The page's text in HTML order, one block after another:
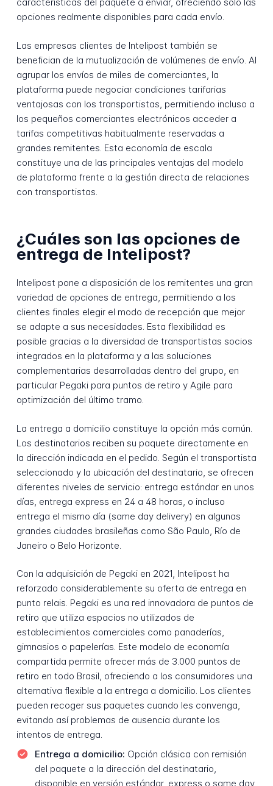
características del paquete a enviar, ofreciendo solo las
opciones realmente disponibles para cada envío.
Las empresas clientes de Intelipost también se
benefician de la mutualización de volúmenes de envío. Al
agrupar los envíos de miles de comerciantes, la
plataforma puede negociar condiciones tarifarias
ventajosas con los transportistas, permitiendo incluso a
los pequeños comerciantes electrónicos acceder a
tarifas competitivas habitualmente reservadas a
grandes remitentes. Esta economía de escala
constituye una de las principales ventajas del modelo
de plataforma frente a la gestión directa de relaciones
con transportistas.
¿Cuáles son las opciones de
entrega de Intelipost?
Intelipost pone a disposición de los remitentes una gran
variedad de opciones de entrega, permitiendo a los
clientes finales elegir el modo de recepción que mejor
se adapte a sus necesidades. Esta flexibilidad es
posible gracias a la diversidad de transportistas socios
integrados en la plataforma y a las soluciones
complementarias desarrolladas dentro del grupo, en
particular Pegaki para puntos de retiro y Agile para
optimización del último tramo.
La entrega a domicilio constituye la opción más común.
Los destinatarios reciben su paquete directamente en
la dirección indicada en el pedido. Según el transportista
seleccionado y la ubicación del destinatario, se ofrecen
diferentes niveles de servicio: entrega estándar en unos
días, entrega express en 24 a 48 horas, o incluso
entrega el mismo día (same day delivery) en algunas
grandes ciudades brasileñas como São Paulo, Río de
Janeiro o Belo Horizonte.
Con la adquisición de Pegaki en 2021, Intelipost ha
reforzado considerablemente su oferta de entrega en
punto relais. Pegaki es una red innovadora de puntos de
retiro que utiliza espacios no utilizados de
establecimientos comerciales como panaderías,
gimnasios o papelerías. Este modelo de economía
compartida permite ofrecer más de 3.000 puntos de
retiro en todo Brasil, ofreciendo a los consumidores una
alternativa flexible a la entrega a domicilio. Los clientes
pueden recoger sus paquetes cuando les convenga,
evitando así problemas de ausencia durante los
intentos de entrega.
Entrega a domicilio: Opción clásica con remisión
del paquete a la dirección del destinatario,
disponible en versión estándar, express o same day